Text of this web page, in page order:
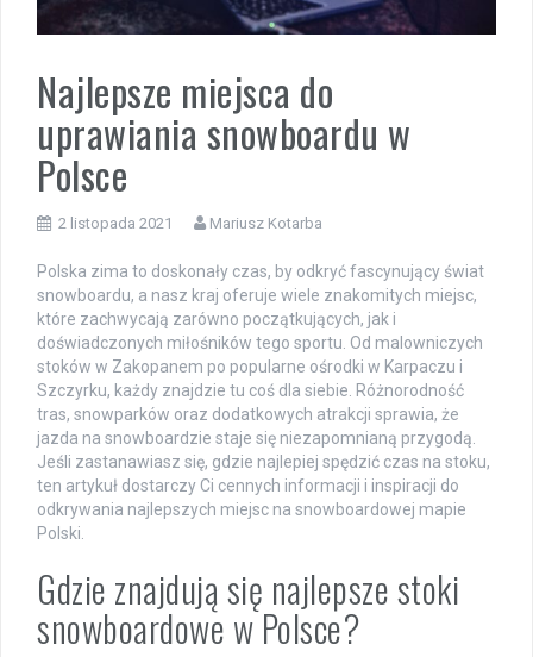
Najlepsze miejsca do
uprawiania snowboardu w
Polsce
2 listopada 2021 Mariusz Kotarba
Polska zima to doskonały czas, by odkryć fascynujący świat
snowboardu, a nasz kraj oferuje wiele znakomitych miejsc,
które zachwycają zarówno początkujących, jak i
doświadczonych miłośników tego sportu. Od malowniczych
stoków w Zakopanem po popularne ośrodki w Karpaczu i
Szczyrku, każdy znajdzie tu coś dla siebie. Różnorodność
tras, snowparków oraz dodatkowych atrakcji sprawia, że
jazda na snowboardzie staje się niezapomnianą przygodą.
Jeśli zastanawiasz się, gdzie najlepiej spędzić czas na stoku,
ten artykuł dostarczy Ci cennych informacji i inspiracji do
odkrywania najlepszych miejsc na snowboardowej mapie
Polski.
Gdzie znajdują się najlepsze stoki
snowboardowe w Polsce?